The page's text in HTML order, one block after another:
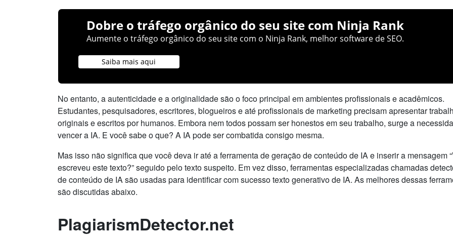
Dobre o tráfego orgânico do seu site com Ninja Rank
Aumente o tráfego orgânico do seu site com o Ninja Rank, melhor software de SEO.
Saiba mais aqui
No entanto, a autenticidade e a originalidade são o foco principal em ambientes profissionais e acadêmicos.
Estudantes, pesquisadores, escritores, blogueiros e até profissionais de marketing precisam apresentar
originais e escritos por humanos. Embora nem todos possam ser honestos em seu trabalho, surge a
vencer a IA. E você sabe o que? A IA pode ser combatida consigo mesma.
Mas isso não significa que você deva ir até a ferramenta de geração de conteúdo de IA e inserir a mensagem
escreveu este texto?” seguido pelo texto suspeito. Em vez disso, ferramentas especializadas chamadas
de conteúdo de IA são usadas para identificar com sucesso texto generativo de IA. As melhores dessas
são discutidas abaixo.
PlagiarismDetector.net